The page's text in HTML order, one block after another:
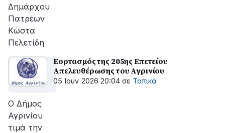
Δημάρχου
Πατρέων
Κώστα
Πελετίδη
Εορτασμός της 205ης Επετείου
Απελευθέρωσης του Αγρινίου
05 Ιουν 2026 20:04 σε Τοπικά
Ο Δήμος
Αγρινίου
τιμά την